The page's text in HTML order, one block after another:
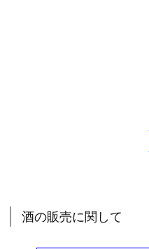
酒の販売に関して